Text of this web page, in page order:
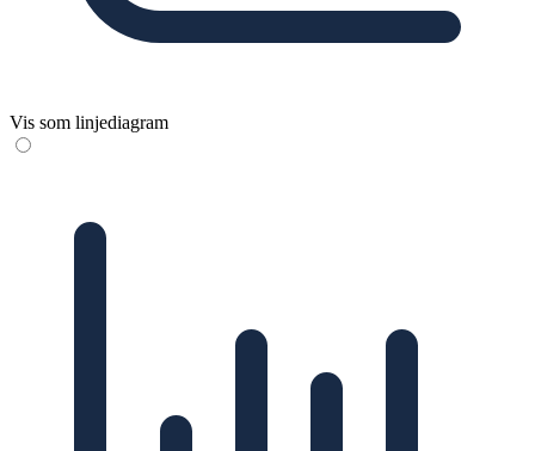
Vis som linjediagram